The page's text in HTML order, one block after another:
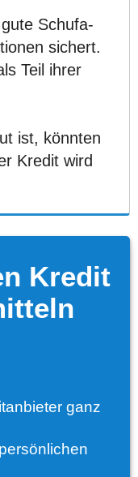
Schufa-
sichert.
Teil ihrer
ist, könnten
Kredit wird
Kredit
ganz